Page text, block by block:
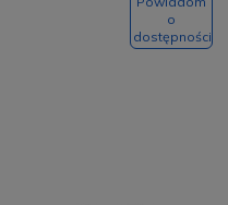
o
dostępności